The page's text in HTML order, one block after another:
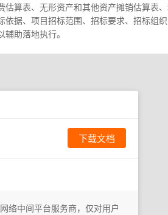
算表、无形资产和其他资产摊销估算表
据、项目招标范围、招标要求、招标组
助落地执行。
下载文档
络中间平台服务商，仅对用户